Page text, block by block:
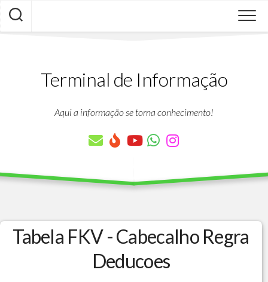
Skip
content
Terminal de Informação
Aqui a informação se torna conhecimento!
Tabela FKV - Cabecalho Regra
Deducoes